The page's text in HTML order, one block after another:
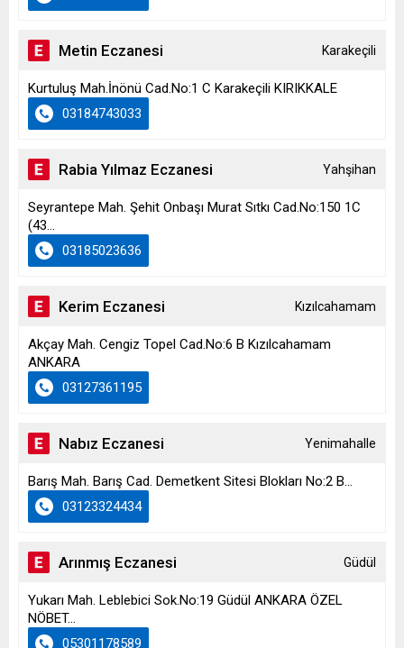
Metin Eczanesi Karakeçili
Kurtuluş Mah.İnönü Cad.No:1 C Karakeçili KIRIKKALE
03184743033
Rabia Yılmaz Eczanesi Yahşihan
Seyrantepe Mah. Şehit Onbaşı Murat Sıtkı Cad.No:150 1C
(43...
03185023636
Kerim Eczanesi Kızılcahamam
Akçay Mah. Cengiz Topel Cad.No:6 B Kızılcahamam
ANKARA
03127361195
Nabız Eczanesi Yenimahalle
Barış Mah. Barış Cad. Demetkent Sitesi Blokları No:2 B...
03123324434
Arınmış Eczanesi Güdül
Yukarı Mah. Leblebici Sok.No:19 Güdül ANKARA ÖZEL
NÖBET...
05301178589